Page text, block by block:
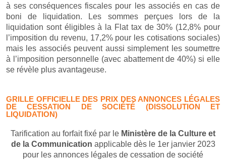
à ses conséquences fiscales pour les associés en cas de
boni de liquidation. Les sommes perçues lors de la
liquidation sont éligibles à la Flat tax de 30% (12,8% pour
l’imposition du revenu, 17,2% pour les cotisations sociales)
mais les associés peuvent aussi simplement les soumettre
à l’imposition personnelle (avec abattement de 40%) si elle
se révèle plus avantageuse.
GRILLE OFFICIELLE DES PRIX DES ANNONCES LÉGALES
DE CESSATION DE SOCIÉTÉ (DISSOLUTION ET
LIQUIDATION)
Tarification au forfait fixé par le Ministère de la Culture et
de la Communication applicable dès le 1er janvier 2023
pour les annonces légales de cessation de société